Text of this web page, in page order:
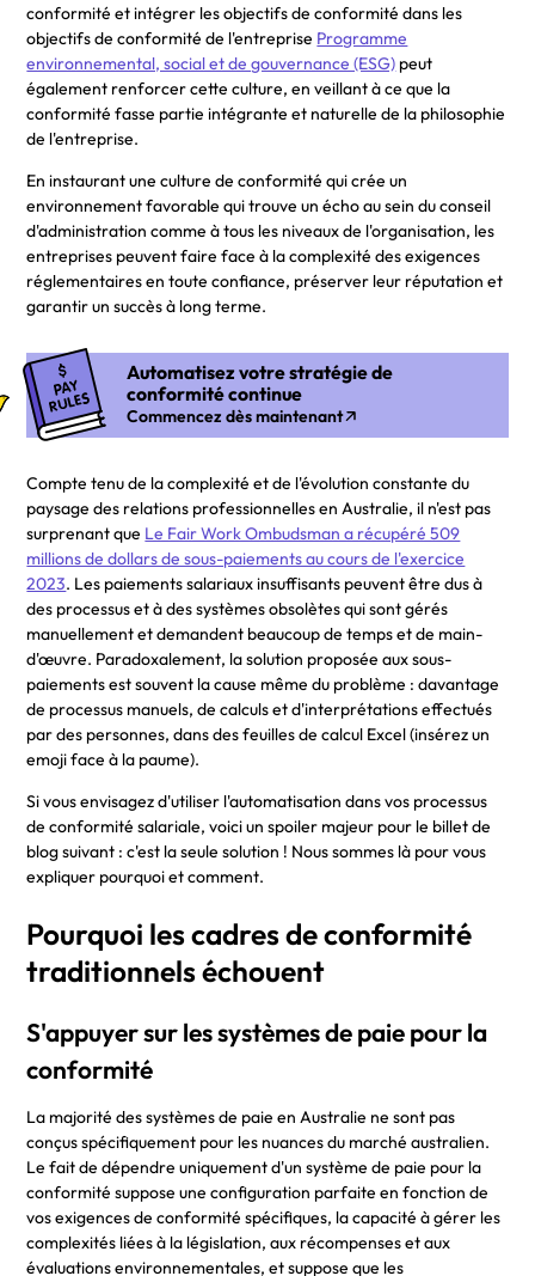
conformité et intégrer les objectifs de conformité dans les
objectifs de conformité de l'entreprise Programme
environnemental, social et de gouvernance (ESG) peut
également renforcer cette culture, en veillant à ce que la
conformité fasse partie intégrante et naturelle de la philosophie
de l'entreprise.
En instaurant une culture de conformité qui crée un
environnement favorable qui trouve un écho au sein du conseil
d'administration comme à tous les niveaux de l'organisation, les
entreprises peuvent faire face à la complexité des exigences
réglementaires en toute confiance, préserver leur réputation et
garantir un succès à long terme.
Automatisez votre stratégie de
conformité continue
Commencez dès maintenant
Compte tenu de la complexité et de l'évolution constante du
paysage des relations professionnelles en Australie, il n'est pas
surprenant que Le Fair Work Ombudsman a récupéré 509
millions de dollars de sous-paiements au cours de l'exercice
2023. Les paiements salariaux insuffisants peuvent être dus à
des processus et à des systèmes obsolètes qui sont gérés
manuellement et demandent beaucoup de temps et de main-
d'œuvre. Paradoxalement, la solution proposée aux sous-
paiements est souvent la cause même du problème : davantage
de processus manuels, de calculs et d'interprétations effectués
par des personnes, dans des feuilles de calcul Excel (insérez un
emoji face à la paume).
Si vous envisagez d'utiliser l'automatisation dans vos processus
de conformité salariale, voici un spoiler majeur pour le billet de
blog suivant : c'est la seule solution ! Nous sommes là pour vous
expliquer pourquoi et comment.
Pourquoi les cadres de conformité
traditionnels échouent
S'appuyer sur les systèmes de paie pour la
conformité
La majorité des systèmes de paie en Australie ne sont pas
conçus spécifiquement pour les nuances du marché australien.
Le fait de dépendre uniquement d'un système de paie pour la
conformité suppose une configuration parfaite en fonction de
vos exigences de conformité spécifiques, la capacité à gérer les
complexités liées à la législation, aux récompenses et aux
évaluations environnementales, et suppose que les